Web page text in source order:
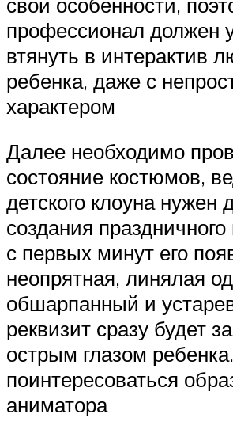
профессионал должен
втянуть в интерактив
ребенка, даже с
характером
Далее необходимо
состояние костюмов,
детского клоуна нужен
создания
с первых минут его
неопрятная, линялая
обшарпанный и
реквизит сразу будет
острым глазом
поинтересоваться
аниматора